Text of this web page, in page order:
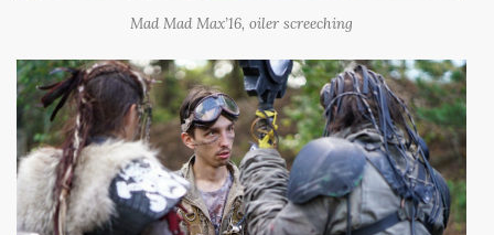
Mad Mad Max’16, oiler screeching